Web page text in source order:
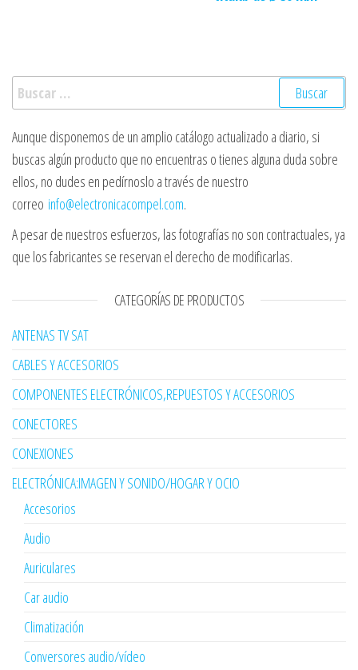
Buscar:
Aunque disponemos de un amplio catálogo actualizado a diario, si
buscas algún producto que no encuentras o tienes alguna duda sobre
ellos, no dudes en pedírnoslo a través de nuestro
correo info@electronicacompel.com.
A pesar de nuestros esfuerzos, las fotografías no son contractuales, ya
que los fabricantes se reservan el derecho de modificarlas.
CATEGORÍAS DE PRODUCTOS
ANTENAS TV SAT
CABLES Y ACCESORIOS
COMPONENTES ELECTRÓNICOS,REPUESTOS Y ACCESORIOS
CONECTORES
CONEXIONES
ELECTRÓNICA:IMAGEN Y SONIDO/HOGAR Y OCIO
Accesorios
Audio
Auriculares
Car audio
Climatización
Conversores audio/vídeo